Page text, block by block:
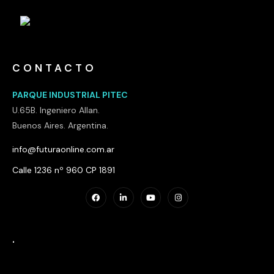
CONTACTO
PARQUE INDUSTRIAL PITEC
U.65B. Ingeniero Allan.
Buenos Aires. Argentina.
info@futuraonline.com.ar
Calle 1236 nº 960 CP 1891
.